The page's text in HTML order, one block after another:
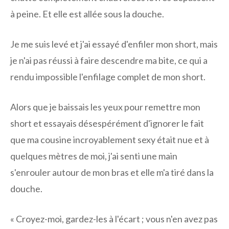
à peine. Et elle est allée sous la douche.
Je me suis levé et j'ai essayé d'enfiler mon short, mais
je n'ai pas réussi à faire descendre ma bite, ce qui a
rendu impossible l'enfilage complet de mon short.
Alors que je baissais les yeux pour remettre mon
short et essayais désespérément d'ignorer le fait
que ma cousine incroyablement sexy était nue et à
quelques mètres de moi, j'ai senti une main
s'enrouler autour de mon bras et elle m'a tiré dans la
douche.
« Croyez-moi, gardez-les à l'écart ; vous n'en avez pas